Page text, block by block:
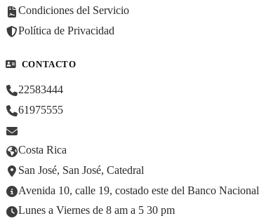
Condiciones del Servicio
Política de Privacidad
CONTACTO
22583444
61975555
Costa Rica
San José, San José, Catedral
Avenida 10, calle 19, costado este del Banco Nacional
Lunes a Viernes de 8 am a 5 30 pm